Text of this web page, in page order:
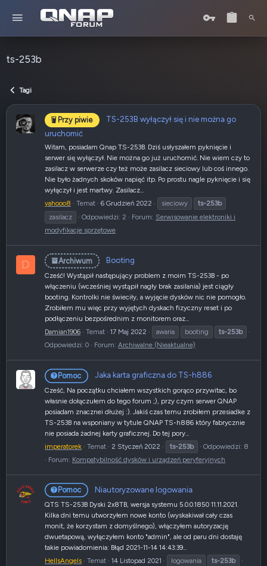
ts-253b
Tagi
Przy piwie
TS-253B wyłączył się i nie można go
uruchomić
Witam, posiadam Qnap TS-253B. Dziś usłyszałem pyknięcie i
serwer się wyłączył. Nie można go już uruchomić. Nie wiem czy to
zasilacz w serwerze czy też może zasilacz sieciowy lub coś innego.
Nie było żadnych skoków napięć itp. Po prostu nagle pyknięcie i się
wyłączył i jest martwy. Zasilacz...
yahooo8
Temat 6 Grudzień 2022 sieciowy
ts-253b
zasilacz
Odpowiedzi: 2 Forum: Serwisowanie elektroniki i
modyfikacje sprzętowe
D Archiwum Booting
Cześć! Wystąpił następujący problem z moim TS-253B - po
włączeniu (wcześniej wystąpił nagły brak zasilania) jest ciągły
booting. Kontrolki nie świeciły, a wyjęcie dysków nic nie pomogło.
Zrobiłem mu więc przy wyjętych dyskach fizyczny reset i po
podłączeniu bezpośrednim z monitorem oraz...
Damian1906
Temat 17 Maj 2022 awaria booting
ts-253b
Odpowiedzi: 0
Forum: Archiwalne (Nieaktualne)
Pomoc Jaka karta graficzna do TS-h886
Cześć, Na początku chciałem wszystkich gorąco przywitac, bo
własnie dołączułem do tego forum ;), przy czym serwer QNAP
posiadam znacznei dłużej :). Jakiś czas temu zrobiłem przesiadke z
TS-253B na wsponiany w tytule QNAP TS-h886 który fabrycznie
nie posiada żadnej karty graficznej. Do tej pory...
imperatorek
Temat 2 Styczeń 2022 ts-253b
Odpowiedzi: 8
Forum: Kompatybilność dysków i urządzeń peryferyjnych
Pomoc Niautoryzowane logowania
QTS TS-253B Dyski 2x8TB, wersja systemu 5.0.0.1850 11.11.2021.
Kilka dni temu utworzyłem nowe konto (wyskakiwał cały czas
monit, że korzystam z domyślnego), włączyłem autoryzację
dwuetapową, wyłączyłem konto "admin", ale od paru dni dostaję
takie powiadomienia: Błąd 2021-11-14 14:43:39...
HellsAngels
Temat 14 Listopad 2021 logowania
ts-253b